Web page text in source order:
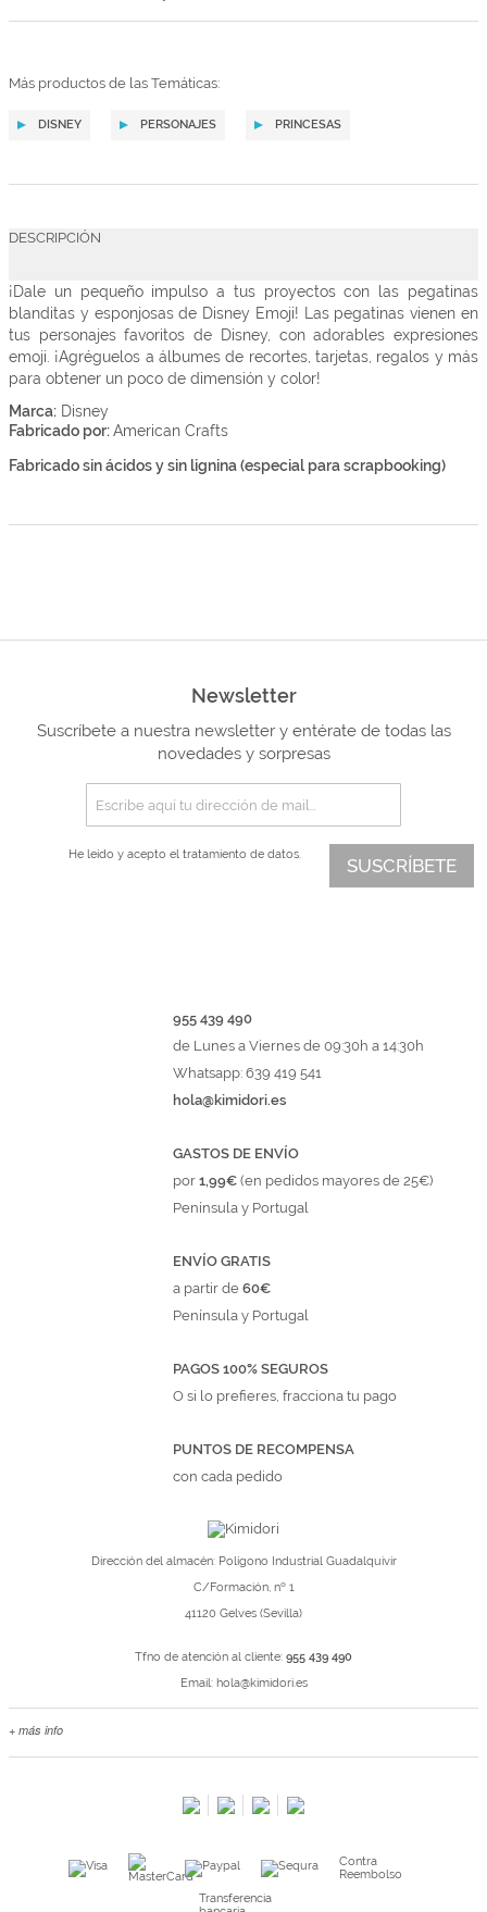
Más productos de las Temáticas:
DISNEY PERSONAJES PRINCESAS
DESCRIPCIÓN
¡Dale un pequeño impulso a tus proyectos con las pegatinas
blanditas y esponjosas de Disney Emoji!
Las pegatinas vienen en
tus personajes favoritos de Disney, con adorables expresiones
emoji. ¡Agréguelos a álbumes de recortes, tarjetas, regalos y más
para obtener un poco de dimensión y color!
Marca: Disney
Fabricado por:American Crafts
Fabricado sin ácidos y sin lignina (especial para scrapbooking)
Newsletter
Suscríbete a nuestra newsletter y entérate de todas las
novedades y sorpresas
SUSCRÍBETE
He leído y acepto el tratamiento de datos.
955 439 490
de Lunes a Viernes de 09:30h a 14:30h
Whatsapp: 639 419 541
hola@kimidori.es
GASTOS DE ENVÍO
por1,99€(en pedidos mayores de 25€)
Península y Portugal
ENVÍO GRATIS
a partir de60€
Península y Portugal
PAGOS 100% SEGUROS
O si lo prefieres, fracciona tu pago
PUNTOS DE RECOMPENSA
con cada pedido
Dirección del almacén: Polígono Industrial Guadalquivir
C/Formación, nº 1
41120 Gelves (Sevilla)
Tfno de atención al cliente: 955 439 490
Email: hola@kimidori.es
+ más info
Kimidori PRINT, nuestro servicio de impresión de fotos
Contra
Reembolso
Transferencia